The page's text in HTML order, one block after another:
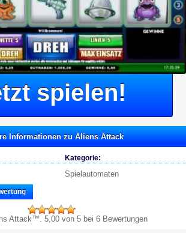
spielen!
Informationen zu Aliens Attack
Kategorie:
Spielautomaten
Attack™. 5,00 von 5 bei 6 Bewertungen